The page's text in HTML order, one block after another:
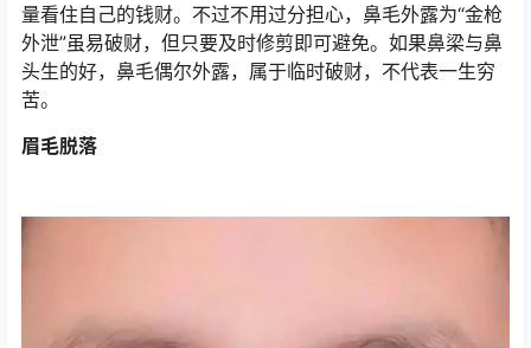
量看住自己的钱财。不过不用过分担心，鼻毛外露为“金枪
外泄”虽易破财，但只要及时修剪即可避免。如果鼻梁与鼻
头生的好，鼻毛偶尔外露，属于临时破财，不代表一生穷
苦。
眉毛脱落